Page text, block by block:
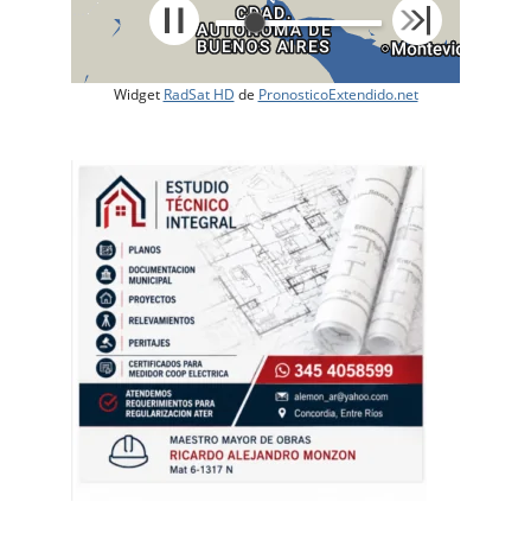
Widget RadSat HD de PronosticoExtendido.net